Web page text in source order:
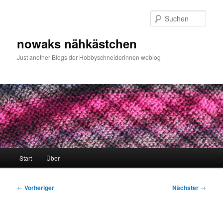
nowaks nähkästchen
Just another Blogs der Hobbyschneiderinnen weblog
Start Über
Beitragsnavigation
← Vorheriger Nächster →